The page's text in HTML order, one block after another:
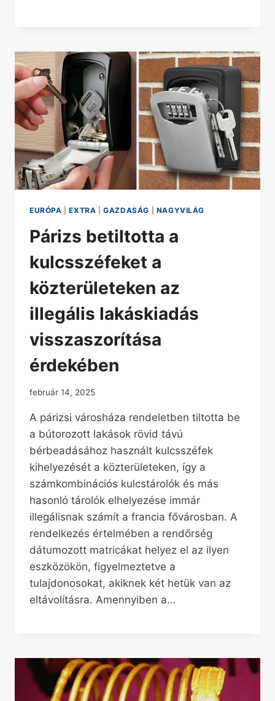
EURÓPA |EXTRA |GAZDASÁG NAGYVILÁG
Párizs betiltotta a
kulcsszéfeket a
közterületeken az
illegális lakáskiadás
visszaszorítása
érdekében
február 14, 2025
A párizsi városháza rendeletben tiltotta be
a bútorozott lakások rövid távú
bérbeadásához használt kulcsszéfek
kihelyezését a közterületeken, így a
számkombinációs kulcstárolók és más
hasonló tárolók elhelyezése immár
illegálisnak számít a francia fővárosban. A
rendelkezés értelmében a rendőrség
dátumozott matricákat helyez el az ilyen
eszközökön, figyelmeztetve a
tulajdonosokat, akiknek két hetük van az
eltávolításra. Amennyiben a…